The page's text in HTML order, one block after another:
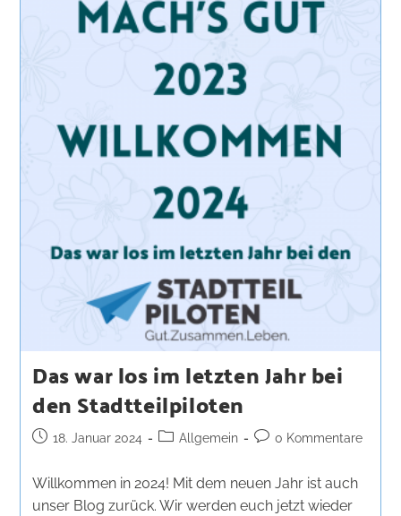
Das war los im letzten Jahr bei
den Stadtteilpiloten
18. Januar 2024 Allgemein 0 Kommentare
Willkommen in 2024! Mit dem neuen Jahr ist auch
unser Blog zurück. Wir werden euch jetzt wieder